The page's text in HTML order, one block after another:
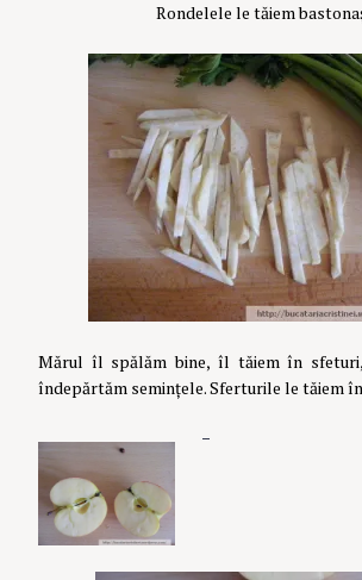
Rondelele le tăiem
Mărul îl spălăm bine, îl tăiem în
îndepărtăm semințele. Sferturile le tăiem